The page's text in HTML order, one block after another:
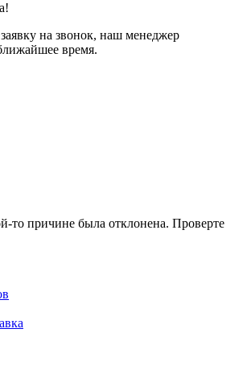
на звонок, наш менеджер
время.
то причине была отклонена. Проверте